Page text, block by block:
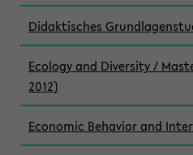
Didaktisches
Ecology and Diversity /
2012)
Economic Behavior and